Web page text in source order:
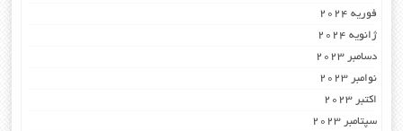
فوریه 2024
ژانویه 2024
دسامبر 2023
نوامبر 2023
اکتبر 2023
سپتامبر 2023